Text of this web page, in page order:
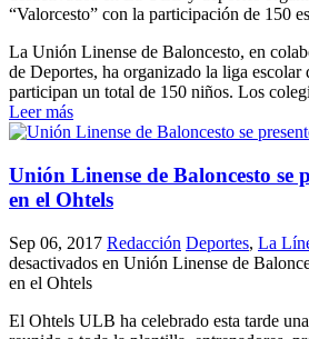
“Valorcesto” con la participación de 150
La Unión Linense de Baloncesto, en
de Deportes, ha organizado la liga escolar
participan un total de 150 niños. Los
Leer más
Unión Linense de Baloncesto se
en el Ohtels
Sep 06, 2017 Redacción Deportes, La
desactivados en Unión Linense de
en el Ohtels
El Ohtels ULB ha celebrado esta tarde